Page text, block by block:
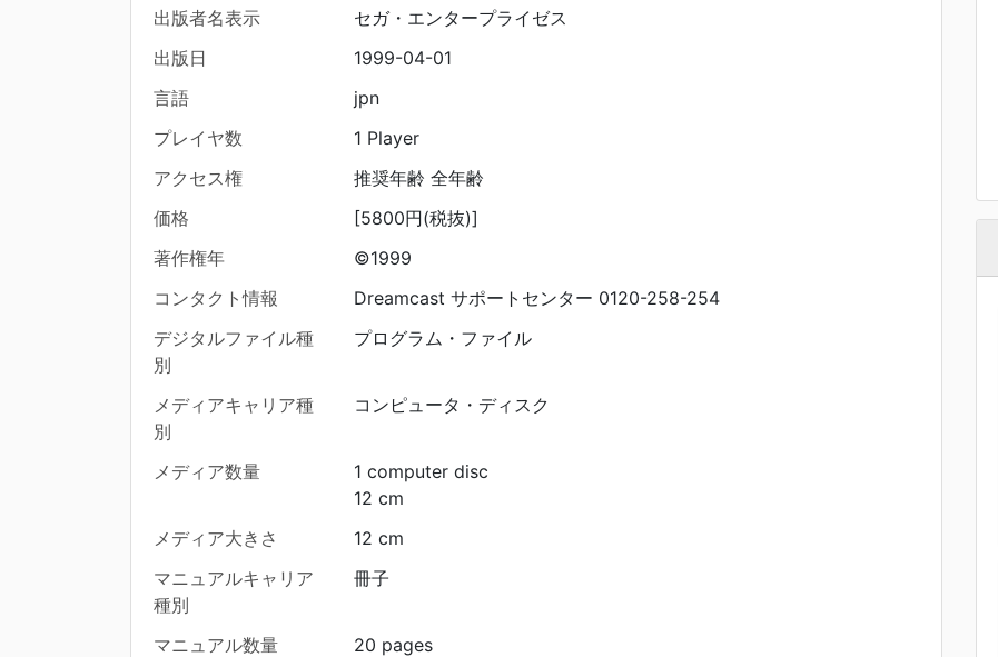
出版者名表示
セガ・エンタープライゼス
出版日
1999-04-01
言語
jpn
プレイヤ数
1 Player
アクセス権
推奨年齢 全年齢
価格
[5800円(税抜)]
著作権年
©1999
コンタクト情報
Dreamcast サポートセンター 0120-258-254
デジタルファイル種
別
プログラム・ファイル
メディアキャリア種
別
コンピュータ・ディスク
メディア数量
1 computer disc
12 cm
メディア大きさ
12 cm
マニュアルキャリア
種別
冊子
マニュアル数量
20 pages